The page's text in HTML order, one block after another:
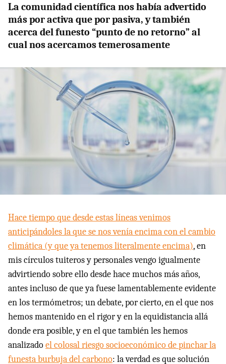
La comunidad científica nos había advertido
más por activa que por pasiva, y también
acerca del funesto “punto de no retorno” al
cual nos acercamos temerosamente
Hace tiempo que desde estas líneas venimos
anticipándoles la que se nos venía encima con el cambio
climática (y que ya tenemos literalmente encima), en
mis círculos tuiteros y personales vengo igualmente
advirtiendo sobre ello desde hace muchos más años,
antes incluso de que ya fuese lamentablemente evidente
en los termómetros; un debate, por cierto, en el que nos
hemos mantenido en el rigor y en la equidistancia allá
donde era posible, y en el que también les hemos
analizadoel colosal riesgo socioeconómico de pinchar la
funesta burbuja del carbono: la verdad es que solución